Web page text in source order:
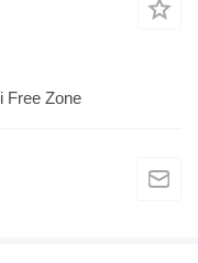
Free Zone